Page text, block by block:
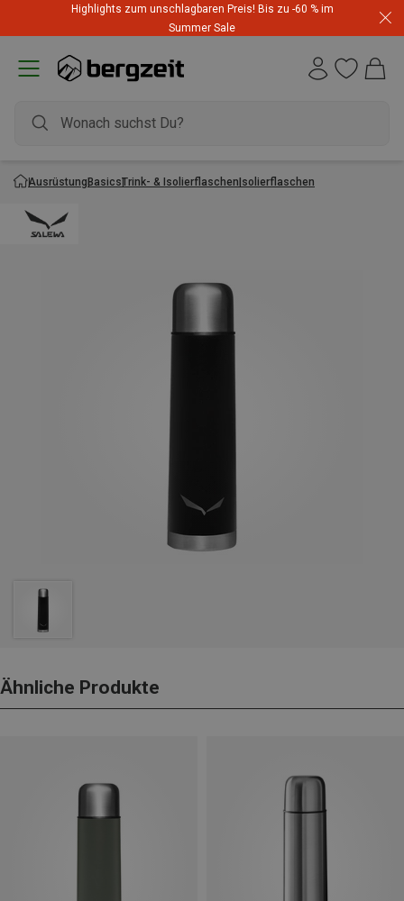
Highlights zum unschlagbaren Preis! Bis zu -60 % im
Summer Sale
AusrüstungBasicsTrink- & IsolierflaschenIsolierflaschen
Ähnliche Produkte